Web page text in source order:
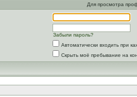
Для просмотра
Забыли пароль?
Автоматически входить при
Скрыть моё пребывание на